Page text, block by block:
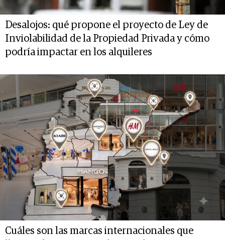
Desalojos: qué propone el proyecto de Ley de
Inviolabilidad de la Propiedad Privada y cómo
podría impactar en los alquileres
Cuáles son las marcas internacionales que